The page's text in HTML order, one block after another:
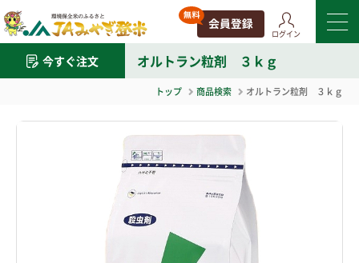
ログイン
今すぐ注文 オルトラン粒剤 ３ｋｇ
トップ 商品検索 オルトラン粒剤 ３ｋｇ